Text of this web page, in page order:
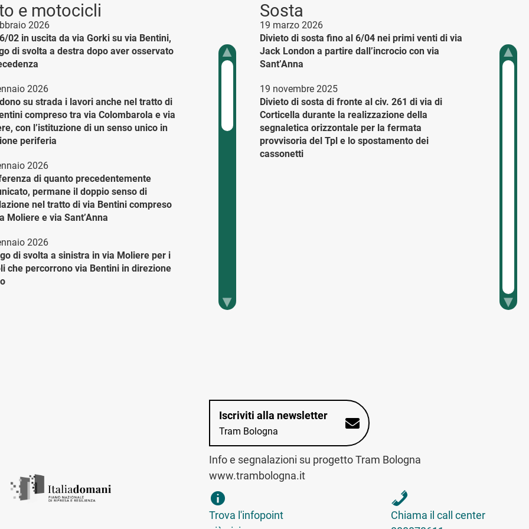
e motocicli
2026
02 in uscita da via Gorki su via Bentini,
di svolta a destra dopo aver osservato
2026
su strada i lavori anche nel tratto di
compreso tra via Colombarola e via
con l’istituzione di un senso unico in
periferia
2026
di quanto precedentemente
permane il doppio senso di
nel tratto di via Bentini compreso
Moliere e via Sant’Anna
2026
di svolta a sinistra in via Moliere per i
che percorrono via Bentini in direzione
interventi di trasporto e posa delle
in via Byron è mantenuta una corsia a
unico da via Shakespeare a via
Sosta
19 marzo 2026
Divieto di sosta fino al 6/04 nei primi venti di via
Jack London a partire dall’incrocio con via
Sant’Anna
19 novembre 2025
Divieto di sosta di fronte al civ. 261 di via di
Corticella durante la realizzazione della
segnaletica orizzontale per la fermata
provvisoria del Tpl e lo spostamento dei
cassonetti
Iscriviti alla newsletter
Tram Bologna
Info e segnalazioni su progetto Tram Bologna
www.trambologna.it
trova infopoint sulla mappa interattiva
Trova l'infopoint
telefona al call center
Chiama il call center